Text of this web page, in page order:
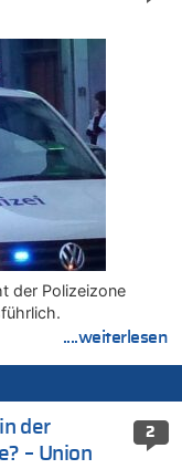
der Polizeizone
....weiterlesen
2
der
– Union